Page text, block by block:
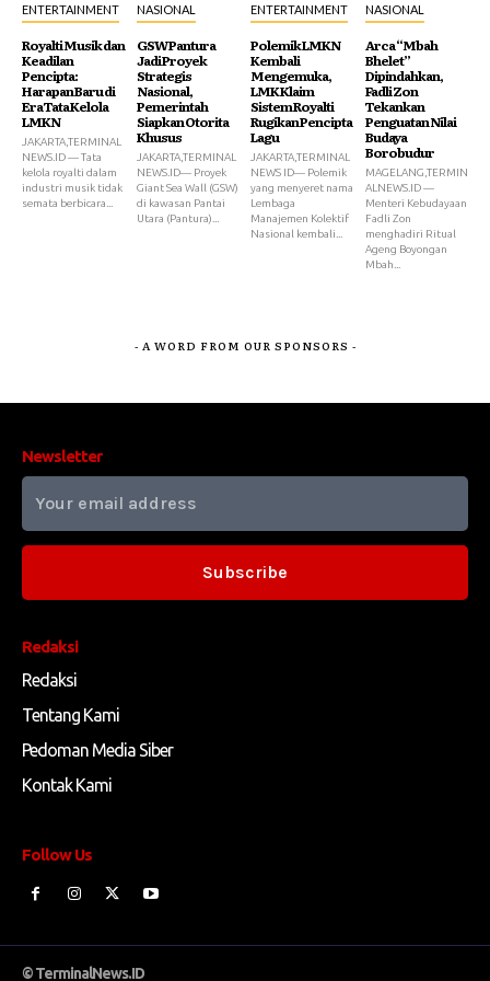
ENTERTAINMENT
Royalti Musik dan
Keadilan
Pencipta:
Harapan Baru di
Era Tata Kelola
LMKN
JAKARTA,TERMINAL
NEWS.ID — Tata
kelola royalti dalam
industri musik tidak
semata berbicara...
NASIONAL
GSW Pantura
Jadi Proyek
Strategis
Nasional,
Pemerintah
Siapkan Otorita
Khusus
JAKARTA,TERMINAL
NEWS.ID— Proyek
Giant Sea Wall (GSW)
di kawasan Pantai
Utara (Pantura)...
ENTERTAINMENT
Polemik LMKN
Kembali
Mengemuka,
LMK Klaim
Sistem Royalti
Rugikan Pencipta
Lagu
JAKARTA,TERMINAL
NEWS ID— Polemik
yang menyeret nama
Lembaga
Manajemen Kolektif
Nasional kembali...
NASIONAL
Arca “Mbah
Bhelet”
Dipindahkan,
Fadli Zon
Tekankan
Penguatan Nilai
Budaya
Borobudur
MAGELANG,TERMIN
ALNEWS.ID —
Menteri Kebudayaan
Fadli Zon
menghadiri Ritual
Ageng Boyongan
Mbah...
- A WORD FROM OUR SPONSORS -
Redaksi
Redaksi
Tentang Kami
Pedoman Media Siber
Kontak Kami
Follow Us
Newsletter
Subscribe
© TerminalNews.ID